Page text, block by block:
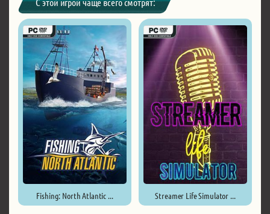
Fishing: North Atlantic ... Streamer Life Simulator ...